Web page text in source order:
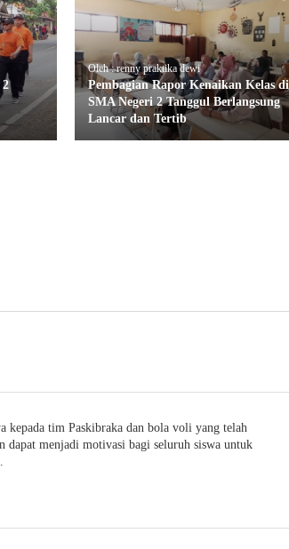
Oleh : renny praktika dewi
Pembagian Rapor Kenaikan Kelas di
SMA Negeri 2 Tanggul Berlangsung
Lancar dan Tertib
kepada tim Paskibraka dan bola voli yang telah
dapat menjadi motivasi bagi seluruh siswa untuk